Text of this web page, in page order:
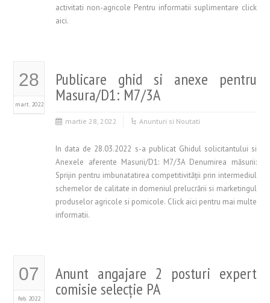
activitati non-agricole Pentru informatii suplimentare click
aici.
28
mart. 2022
Publicare ghid si anexe pentru
Masura/D1: M7/3A
martie 28, 2022 Anunturi si Noutati
In data de 28.03.2022 s-a publicat Ghidul solicitantului si
Anexele aferente Masurii/D1: M7/3A Denumirea măsurii:
Sprijin pentru imbunatatirea competitivităţii prin intermediul
schemelor de calitate in domeniul prelucrării si marketingul
produselor agricole si pomicole. Click aici pentru mai multe
informatii.
07
feb. 2022
Anunt angajare 2 posturi expert
comisie selecţie PA